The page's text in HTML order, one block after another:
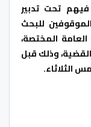
تحت تدبير
للبحث
المختصة،
وذلك قبل
الثلاثاء.